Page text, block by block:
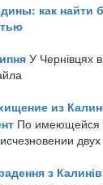
как найти
У Чернівцях
из
По имеющейся
двух
з